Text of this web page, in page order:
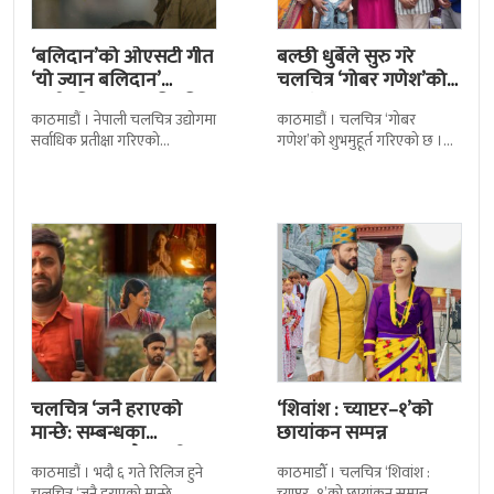
‘बलिदान’को ओएसटी गीत
‘यो ज्यान बलिदान’
सार्वजनिक, मातृभूमिप्रति
पुत्रको भावनात्मक…
काठमाडौं । नेपाली चलचित्र उद्योगमा
सर्वाधिक प्रतीक्षा गरिएको
बल्छी धुर्बेले सुरु गरे
चलचित्र ‘गोबर गणेश’को
छायांकन
काठमाडौं । चलचित्र ‘गोबर
गणेश’को शुभमुहूर्त गरिएको छ ।
चलचित्र ‘जनै हराएको
मान्छे: सम्बन्धका
धागाहरू’मा जनै कसरी
हराउँछ ?
काठमाडौं । भदौ ६ गते रिलिज हुने
‘शिवांश : च्याप्टर–१’को
छायांकन सम्पन्न
काठमाडौँ । चलचित्र ‘शिवांश :